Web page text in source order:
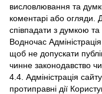
висловлювання та
коментарі або огляди.
співпадати з думкою та
Водночас
щоб не допускати
чинне законодавство
4.4. Адміністрація
протиправні дії